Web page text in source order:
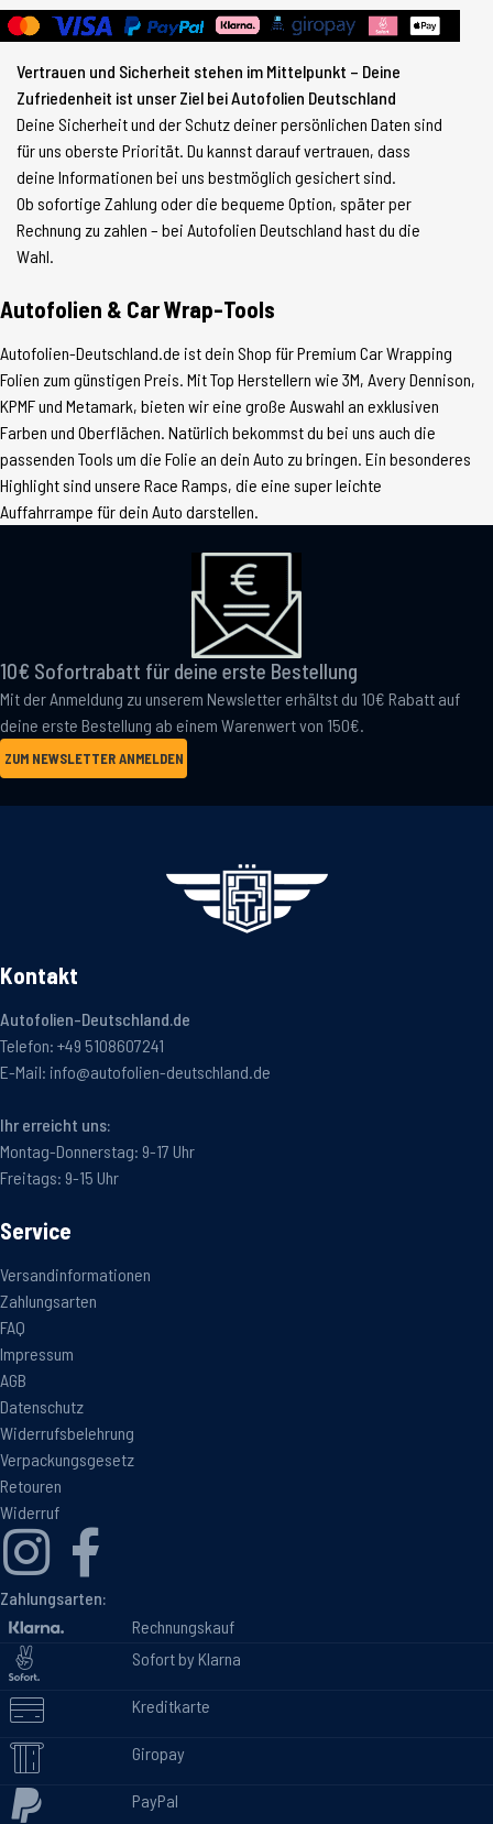
Vertrauen und Sicherheit stehen im Mittelpunkt – Deine
Zufriedenheit ist unser Ziel bei Autofolien Deutschland
Deine Sicherheit und der Schutz deiner persönlichen Daten sind
für uns oberste Priorität. Du kannst darauf vertrauen, dass
deine Informationen bei uns bestmöglich gesichert sind.
Ob sofortige Zahlung oder die bequeme Option, später per
Rechnung zu zahlen – bei Autofolien Deutschland hast du die
Wahl.
Autofolien & Car Wrap-Tools
Autofolien-Deutschland.de ist dein Shop für Premium Car Wrapping
Folien zum günstigen Preis. Mit Top Herstellern wie 3M, Avery Dennison,
KPMF und Metamark, bieten wir eine große Auswahl an exklusiven
Farben und Oberflächen. Natürlich bekommst du bei uns auch die
passenden Tools um die Folie an dein Auto zu bringen. Ein besonderes
Highlight sind unsere Race Ramps, die eine super leichte
Auffahrrampe für dein Auto darstellen.
10€ Sofortrabatt für deine erste Bestellung
Mit der Anmeldung zu unserem Newsletter erhältst du 10€ Rabatt auf
deine erste Bestellung ab einem Warenwert von 150€.
ZUM NEWSLETTER ANMELDEN
Kontakt
Autofolien-Deutschland.de
Telefon: +49 5108607241
E-Mail: info@autofolien-deutschland.de
Ihr erreicht uns:
Montag-Donnerstag: 9-17 Uhr
Freitags: 9-15 Uhr
Service
Versandinformationen
Zahlungsarten
FAQ
Impressum
AGB
Datenschutz
Widerrufsbelehrung
Verpackungsgesetz
Retouren
Widerruf
Zahlungsarten:
Rechnungskauf
Sofort by Klarna
Kreditkarte
Giropay
PayPal